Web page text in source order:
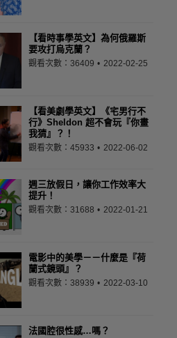
【看時事學英文】為何俄羅斯
要攻打烏克蘭？
觀看次數：36409 2022-02-25
【看美劇學英文】《宅男行不
行》Sheldon 超不會玩『你畫
我猜』？！
觀看次數：45933 2022-06-02
週三放假日，讓你工作效率大
提升！
觀看次數：31688 2022-01-21
電影中的美學－－什麼是『荷
蘭式鏡頭』？
觀看次數：38939 2022-03-10
法國腔很性感…嗎？